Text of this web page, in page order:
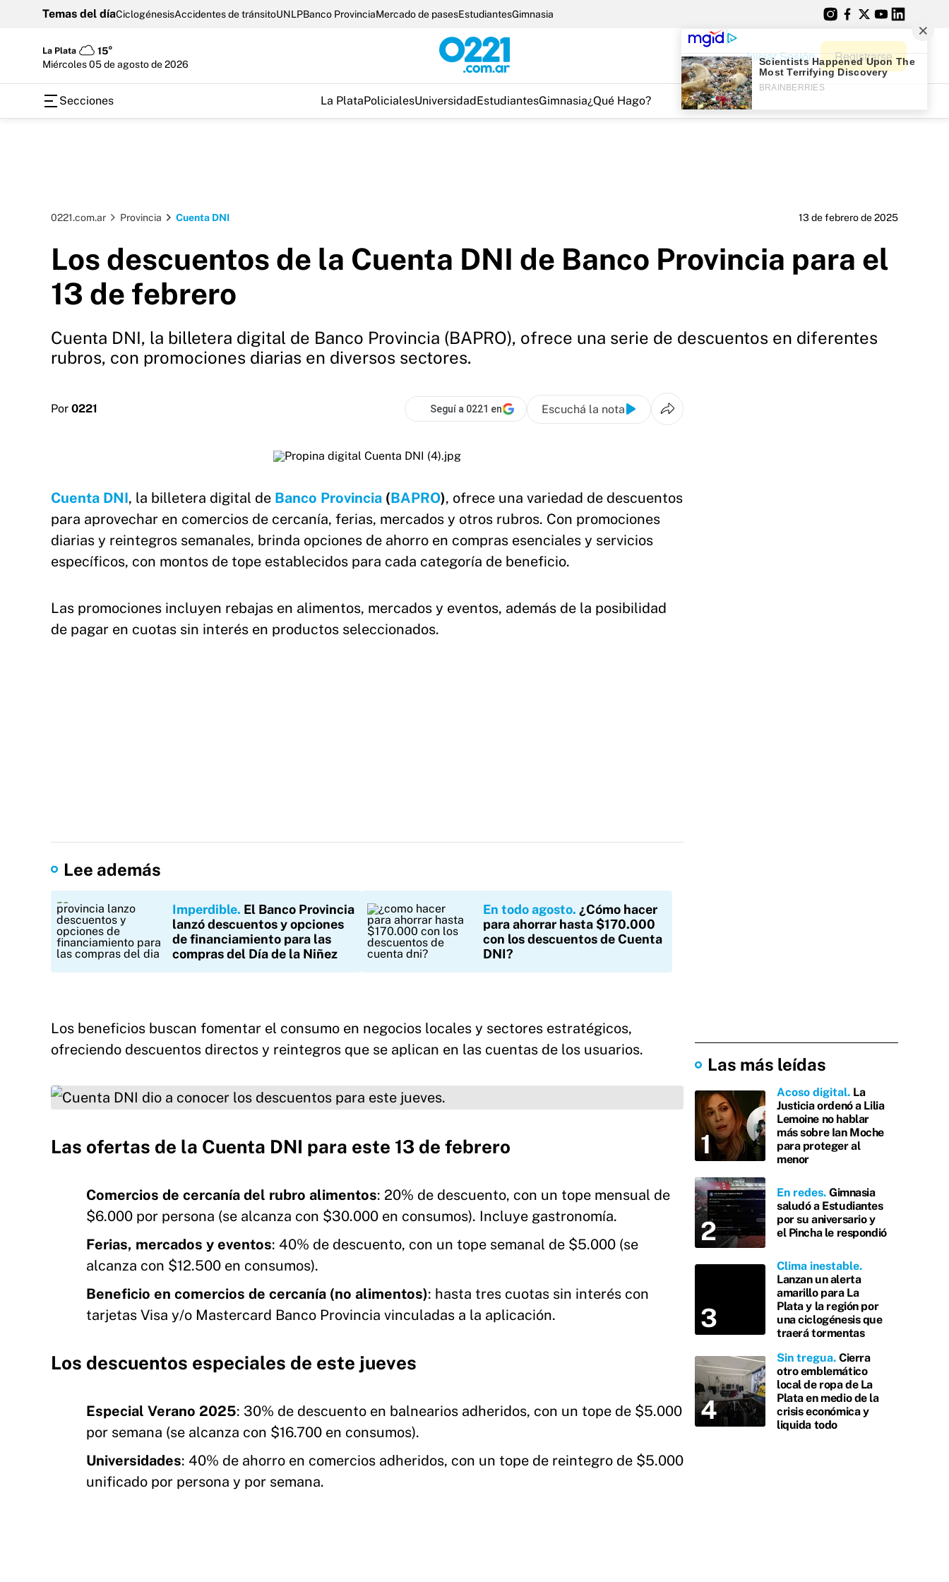
Temas del díaCiclogénesisAccidentes de tránsitoUNLPBanco ProvinciaMercado de pasesEstudiantesGimnasia
La Plata
15°
miércoles 05 de agosto de 2026
Iniciar Sesión Registrarse
Secciones La PlataPolicialesUniversidadEstudiantesGimnasia¿Qué Hago?
0221.com.ar Provincia Cuenta DNI 13 de febrero de 2025
Los descuentos de la Cuenta DNI de Banco Provincia para el
13 de febrero
Cuenta DNI, la billetera digital de Banco Provincia (BAPRO), ofrece una serie de descuentos en diferentes
rubros, con promociones diarias en diversos sectores.
Por 0221 Seguí a 0221 en Escuchá la nota
Cuenta DNI, la billetera digital de Banco Provincia (BAPRO), ofrece una variedad de descuentos
para aprovechar en comercios de cercanía, ferias, mercados y otros rubros. Con promociones
diarias y reintegros semanales, brinda opciones de ahorro en compras esenciales y servicios
específicos, con montos de tope establecidos para cada categoría de beneficio.
Las promociones incluyen rebajas en alimentos, mercados y eventos, además de la posibilidad
de pagar en cuotas sin interés en productos seleccionados.
Lee además
Imperdible El Banco Provincia
lanzó descuentos y opciones
de financiamiento para las
compras del Día de la Niñez
En todo agosto ¿Cómo hacer
para ahorrar hasta $170.000
con los descuentos de Cuenta
DNI?
Los beneficios buscan fomentar el consumo en negocios locales y sectores estratégicos,
ofreciendo descuentos directos y reintegros que se aplican en las cuentas de los usuarios.
Las ofertas de la Cuenta DNI para este 13 de febrero
Comercios de cercanía del rubro alimentos: 20% de descuento, con un tope mensual de
$6.000 por persona (se alcanza con $30.000 en consumos). Incluye gastronomía.
Ferias, mercados y eventos: 40% de descuento, con un tope semanal de $5.000 (se
alcanza con $12.500 en consumos).
Beneficio en comercios de cercanía (no alimentos): hasta tres cuotas sin interés con
tarjetas Visa y/o Mastercard Banco Provincia vinculadas a la aplicación.
Los descuentos especiales de este jueves
Especial Verano 2025: 30% de descuento en balnearios adheridos, con un tope de $5.000
por semana (se alcanza con $16.700 en consumos).
Universidades: 40% de ahorro en comercios adheridos, con un tope de reintegro de $5.000
unificado por persona y por semana.
Las más leídas
Acoso digital La
Justicia ordenó a Lilia
Lemoine no hablar
más sobre Ian Moche
para proteger al
menor
En redes Gimnasia
saludó a Estudiantes
por su aniversario y
el Pincha le respondió
Clima inestable
Lanzan un alerta
amarillo para La
Plata y la región por
una ciclogénesis que
traerá tormentas
Sin tregua Cierra
otro emblemático
local de ropa de La
Plata en medio de la
crisis económica y
liquida todo